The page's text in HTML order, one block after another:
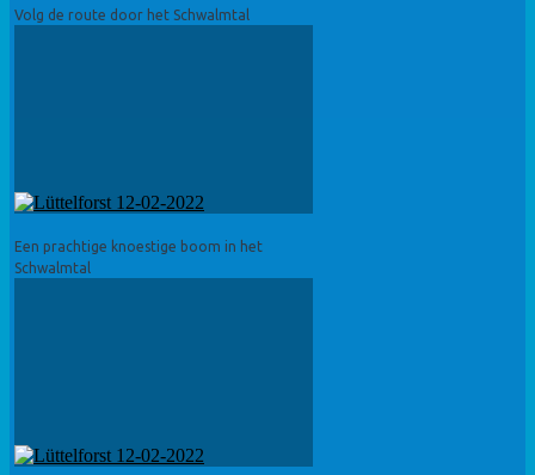
Volg de route door het Schwalmtal
Een prachtige knoestige boom in het
Schwalmtal